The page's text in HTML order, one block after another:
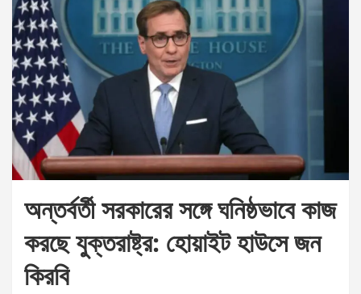
অন্তর্বর্তী সরকারের সঙ্গে ঘনিষ্ঠভাবে কাজ
করছে যুক্তরাষ্ট্র: হোয়াইট হাউসে জন
কিরবি